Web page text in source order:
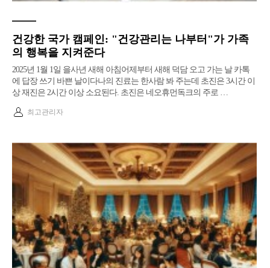
건강한 국가 캠페인: "건강관리는 나부터"가 가족
의 행복을 지켜준다
2025년 1월 1일 을사년 새해 아침​어제부터 새해 덕담 오고 가는 날 카톡
에 답장 쓰기 바쁜 날이다​나의 진료는 한사람 봐 주는데 초진은 3시간 이
상 재진은 2시간 이상 소요된다. 초진은 네오휴먼독크의 주로 …
최고관리자